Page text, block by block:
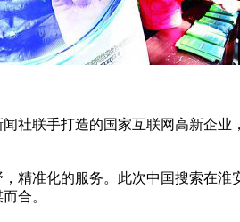
联手打造的国家互联网高新企
准化的服务。此次中国搜索在淮
合。